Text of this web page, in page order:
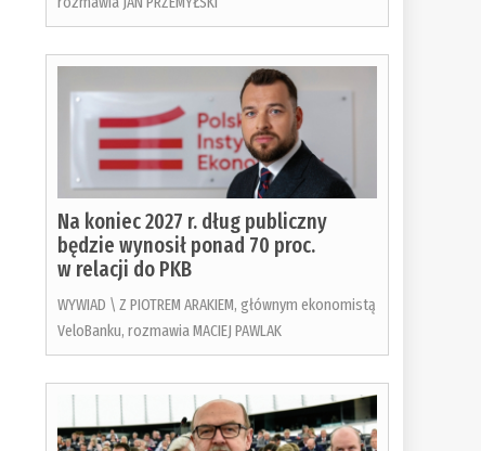
Na koniec 2027 r. dług publiczny
będzie wynosił ponad 70 proc.
w relacji do PKB
WYWIAD \ Z PIOTREM ARAKIEM, głównym ekonomistą
VeloBanku, rozmawia MACIEJ PAWLAK